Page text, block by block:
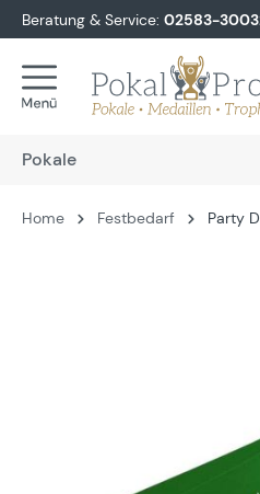
Zur Hauptnavigation
Beratung & Service: 02583-
Pokale
Home Festbedarf Party